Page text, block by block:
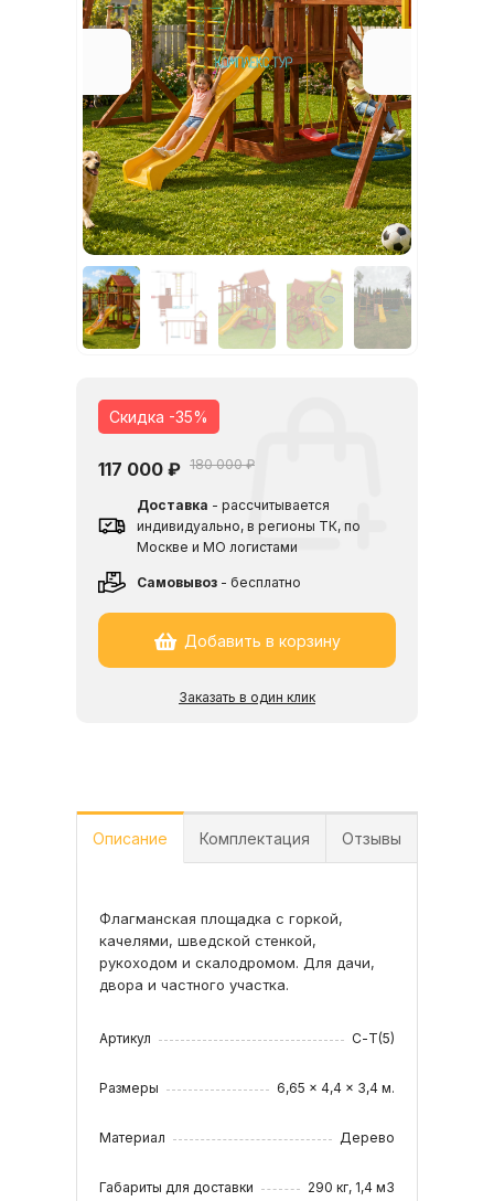
Скидка -35%
117 000 ₽ 180 000 ₽
Доставка - рассчитывается
индивидуально, в регионы ТК, по
Москве и МО логистами
Cамовывоз - бесплатно
Добавить в корзину
Заказать в один клик
Описание Комплектация Отзывы
Флагманская площадка с горкой,
качелями, шведской стенкой,
рукоходом и скалодромом. Для дачи,
двора и частного участка.
Артикул С-Т(5)
Размеры 6,65 x 4,4 x 3,4 м.
Материал Дерево
Габариты для доставки 290 кг, 1,4 м3
•Башня
•Горка длиной 2,7 м
•Турник
•Шведская стенка
•Скалодром с 7 зацепами
(тканевое)
•Баскетбольный щит
•Каркас: брус 90×90 мм, собранный на
Читать все отзывы